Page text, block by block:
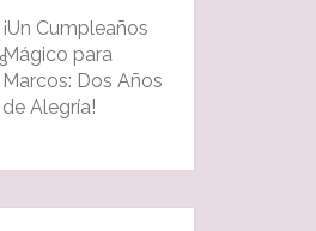
¡Un Cumpleaños
Mágico para
Marcos: Dos Años
de Alegría!